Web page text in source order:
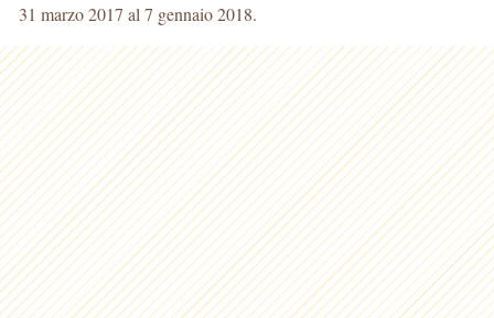
31 marzo 2017 al 7 gennaio 2018.